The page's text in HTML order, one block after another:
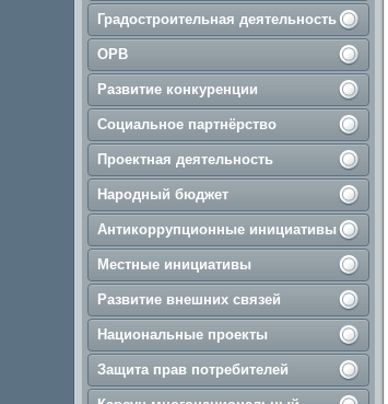
Градостроительная деятельность
ОРВ
Развитие конкуренции
Социальное партнёрство
Проектная деятельность
Народный бюджет
Антикоррупционные инициативы
Местные инициативы
Развитие внешних связей
Национальные проекты
Защита прав потребителей